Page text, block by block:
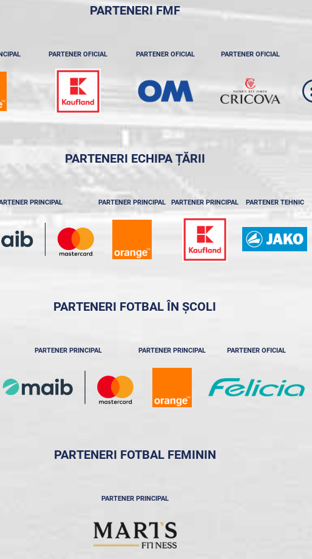
PARTENERI FMF
PARTENER OFICIAL PARTENER OFICIAL PARTENER OFICIAL
PARTENERI ECHIPA ȚĂRII
PRINCIPAL PARTENER PRINCIPAL PARTENER PRINCIPAL PARTENER TEHNIC
PARTENERI FOTBAL ÎN ȘCOLI
PARTENER PRINCIPAL PARTENER PRINCIPAL PARTENER OFICIAL
PARTENERI FOTBAL FEMININ
PARTENER PRINCIPAL